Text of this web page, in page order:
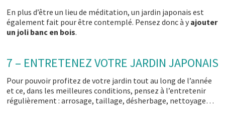
En plus d’être un lieu de méditation, un jardin japonais est
également fait pour être contemplé. Pensez donc à y ajouter
un joli banc en bois.
7 – ENTRETENEZ VOTRE JARDIN JAPONAIS
Pour pouvoir profitez de votre jardin tout au long de l’année
et ce, dans les meilleures conditions, pensez à l’entretenir
régulièrement : arrosage, taillage, désherbage, nettoyage…